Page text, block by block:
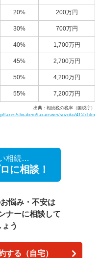
20% 200万円
30% 700万円
40% 1,700万円
45% 2,700万円
50% 4,200万円
55% 7,200万円
出典：相続税の税率（国税庁）
taxes/shiraberu/taxanswer/sozoku/4155.htm
相続…
に相談！
悩み・不安は
ナーに相談して
う
する（自宅）